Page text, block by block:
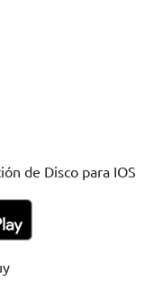
de Disco para IOS